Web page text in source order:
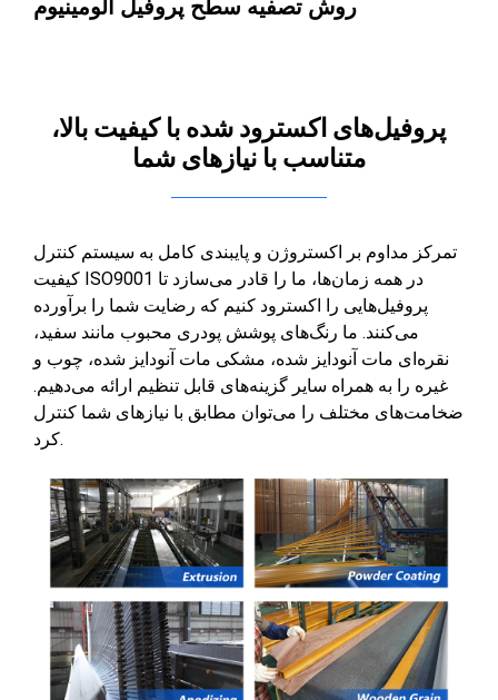
روش تصفیه سطح پروفیل آلومینیوم
پروفیل‌های اکسترود شده با کیفیت بالا،
متناسب با نیازهای شما
تمرکز مداوم بر اکستروژن و پایبندی کامل به سیستم کنترل
کیفیت ISO9001 در همه زمان‌ها، ما را قادر می‌سازد تا
پروفیل‌هایی را اکسترود کنیم که رضایت شما را برآورده
می‌کنند. ما رنگ‌های پوشش پودری محبوب مانند سفید،
نقره‌ای مات آنودایز شده، مشکی مات آنودایز شده، چوب و
غیره را به همراه سایر گزینه‌های قابل تنظیم ارائه می‌دهیم.
ضخامت‌های مختلف را می‌توان مطابق با نیازهای شما کنترل
کرد.